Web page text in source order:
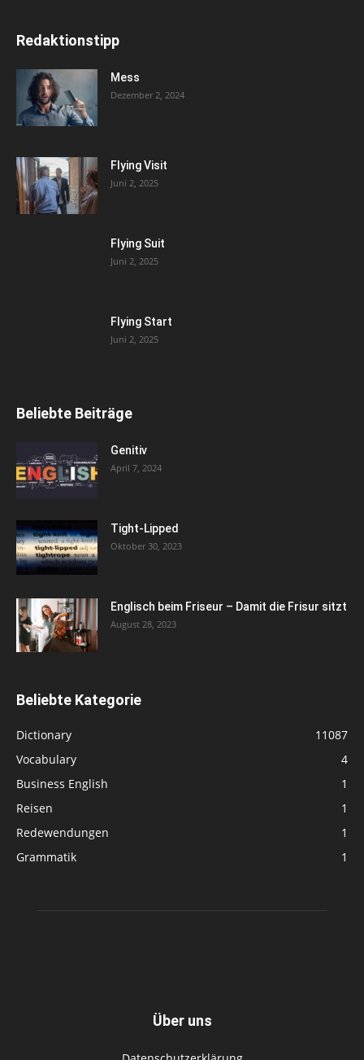
Redaktionstipp
Mess
Dezember 2, 2024
Flying Visit
Juni 2, 2025
Flying Suit
Juni 2, 2025
Flying Start
Juni 2, 2025
Beliebte Beiträge
Genitiv
April 7, 2024
Tight-Lipped
Oktober 30, 2023
Englisch beim Friseur – Damit die Frisur sitzt
August 28, 2023
Beliebte Kategorie
Dictionary
11087
Vocabulary
4
Business English
1
Reisen
1
Redewendungen
1
Grammatik
1
Über uns